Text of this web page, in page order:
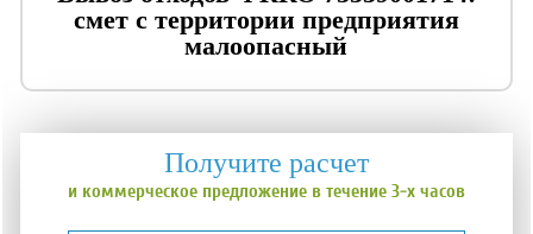
смет с территории предприятия
малоопасный
Получите расчет
и коммерческое предложение в течение 3-х часов